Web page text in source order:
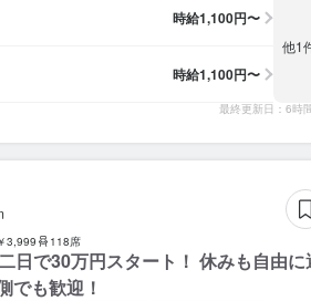
時給1,100円〜
時給1,100円〜
他1
最終更新日：6時
3,999 118席
日で30万円スタート！ 休みも自由に
でも歓迎！